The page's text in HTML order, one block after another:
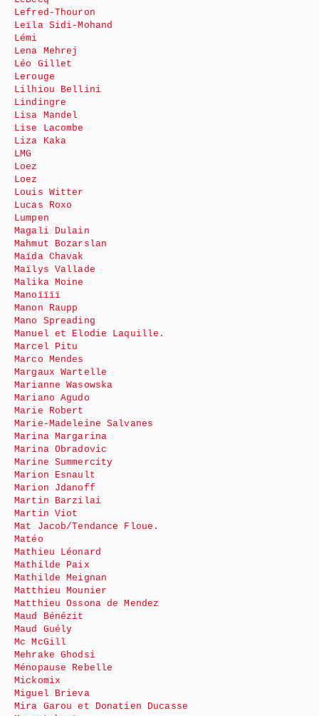
Lefred-Thouron
Leïla Sidi-Mohand
Lémi
Lena Mehrej
Léo Gillet
Lerouge
Lilhiou Bellini
Lindingre
Lisa Mandel
Lise Lacombe
Liza Kaka
LMG
Loez
Loez
Louis Witter
Lucas Roxo
Lumpen
Magali Dulain
Mahmut Bozarslan
Maïda Chavak
Maïlys Vallade
Malika Moine
Manoïïïï
Manon Raupp
Mano Spreading
Manuel et Elodie Laquille.
Marcel Pitu
Marco Mendes
Margaux Wartelle
Marianne Wasowska
Mariano Agudo
Marie Robert
Marie-Madeleine Salvanes
Marina Margarina
Marina Obradovic
Marine Summercity
Marion Esnault
Marion Jdanoff
Martin Barzilai
Martin Viot
Mat Jacob/Tendance Floue.
Matéo
Mathieu Léonard
Mathilde Paix
Mathilde Meignan
Matthieu Mounier
Matthieu Ossona de Mendez
Maud Bénézit
Maud Guély
Mc McGill
Mehrake Ghodsi
Ménopause Rebelle
Mickomix
Miguel Brieva
Mira Garou et Donatien Ducasse